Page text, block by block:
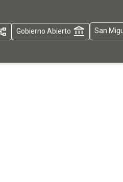
Gobierno Abierto San